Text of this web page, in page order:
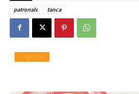
patronals
tanca
Imprimir